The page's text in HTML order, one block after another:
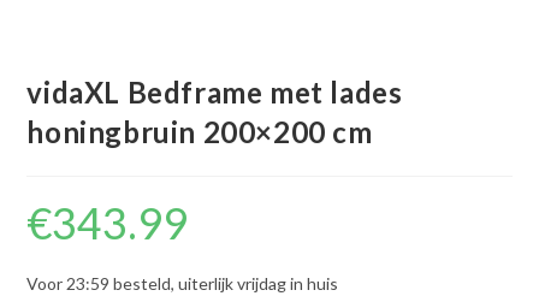
vidaXL Bedframe met lades
honingbruin 200×200 cm
€343.99
Voor 23:59 besteld, uiterlijk vrijdag in huis